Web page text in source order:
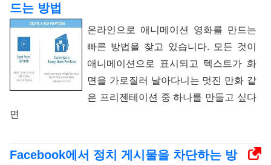
드는 방법
온라인으로 애니메이션 영화를 만드는
빠른 방법을 찾고 있습니다. 모든 것이
애니메이션으로 표시되고 텍스트가 화
면을 가로질러 날아다니는 멋진 만화 같
은 프리젠테이션 중 하나를 만들고 싶다
면
Facebook에서 정치 게시물을 차단하는 방